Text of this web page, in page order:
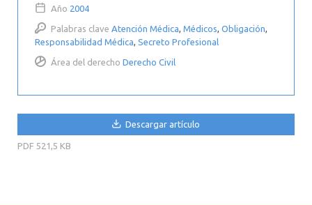
Año 2004
Palabras clave Atención Médica Médicos Obligación
Responsabilidad Médica ,Secreto Profesional
Área del derecho Derecho Civil
Descargar artículo
PDF 521,5 KB